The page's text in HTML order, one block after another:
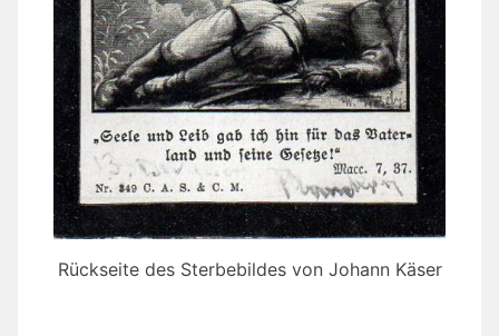
Rückseite des Sterbebildes von Johann Käser